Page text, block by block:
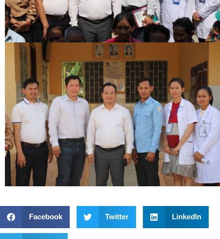
Facebook Twitter LinkedIn